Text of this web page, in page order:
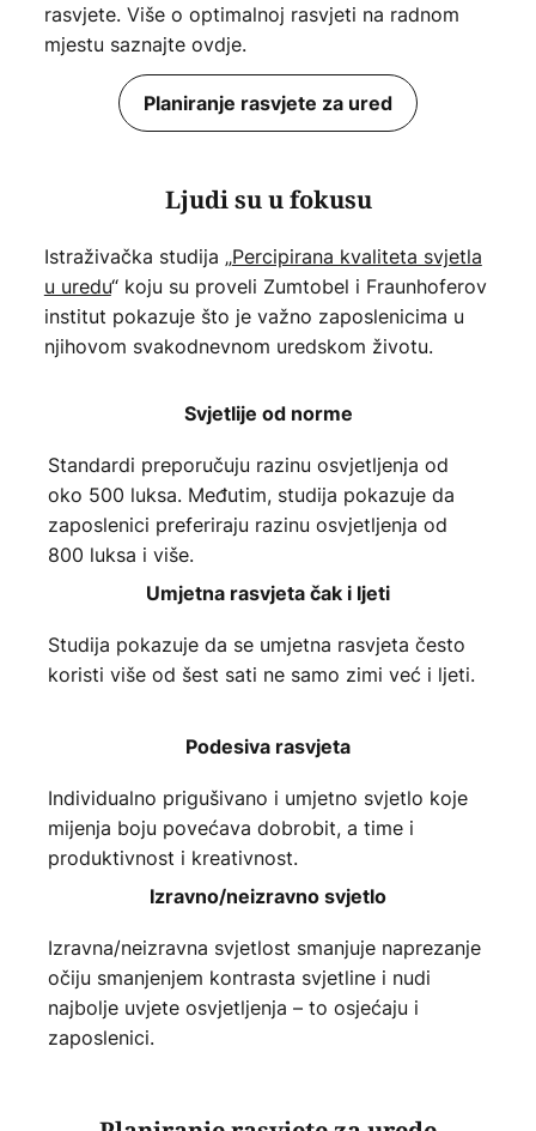
rasvjete. Više o optimalnoj rasvjeti na radnom
mjestu saznajte ovdje.
Planiranje rasvjete za ured
Ljudi su u fokusu
Istraživačka studija „Percipirana kvaliteta svjetla
u uredu“ koju su proveli Zumtobel i Fraunhoferov
institut pokazuje što je važno zaposlenicima u
njihovom svakodnevnom uredskom životu.
Svjetlije od norme
Standardi preporučuju razinu osvjetljenja od
oko 500 luksa. Međutim, studija pokazuje da
zaposlenici preferiraju razinu osvjetljenja od
800 luksa i više.
Umjetna rasvjeta čak i ljeti
Studija pokazuje da se umjetna rasvjeta često
koristi više od šest sati ne samo zimi već i ljeti.
Podesiva rasvjeta
Individualno prigušivano i umjetno svjetlo koje
mijenja boju povećava dobrobit, a time i
produktivnost i kreativnost.
Izravno/neizravno svjetlo
Izravna/neizravna svjetlost smanjuje naprezanje
očiju smanjenjem kontrasta svjetline i nudi
najbolje uvjete osvjetljenja – to osjećaju i
zaposlenici.